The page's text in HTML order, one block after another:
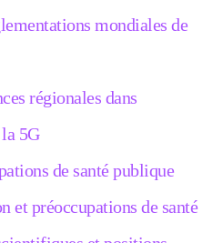
mondiales de
régionales dans
5G
de santé publique
et préoccupations de santé